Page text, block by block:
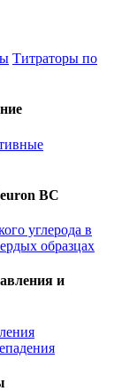
Титраторы по
BC
углерода в
образцах
и